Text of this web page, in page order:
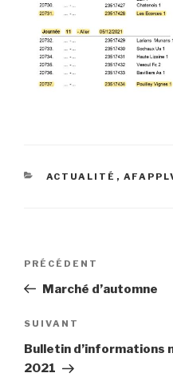
CATÉGORIES
ACTUALITÉ ,
Navigation
l’article
Article
précédent
PRÉCÉDENT
Marché d’automne
Article
suivant
SUIVANT
Bulletin d’informations
2021